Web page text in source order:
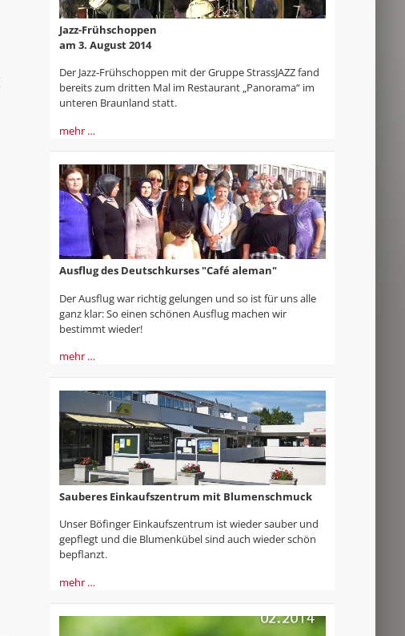
Jazz-Frühschoppen
am 3. August 2014
Der Jazz-Frühschoppen mit der Gruppe StrassJAZZ fand
bereits zum dritten Mal im Restaurant „Panorama“ im
unteren Braunland statt.
mehr …
Ausflug des Deutschkurses "Café aleman"
Der Ausflug war richtig gelungen und so ist für uns alle
ganz klar: So einen schönen Ausflug machen wir
bestimmt wieder!
mehr …
Sauberes Einkaufszentrum mit Blumenschmuck
Unser Böfinger Einkaufszentrum ist wieder sauber und
gepflegt und die Blumenkübel sind auch wieder schön
bepflanzt.
mehr …